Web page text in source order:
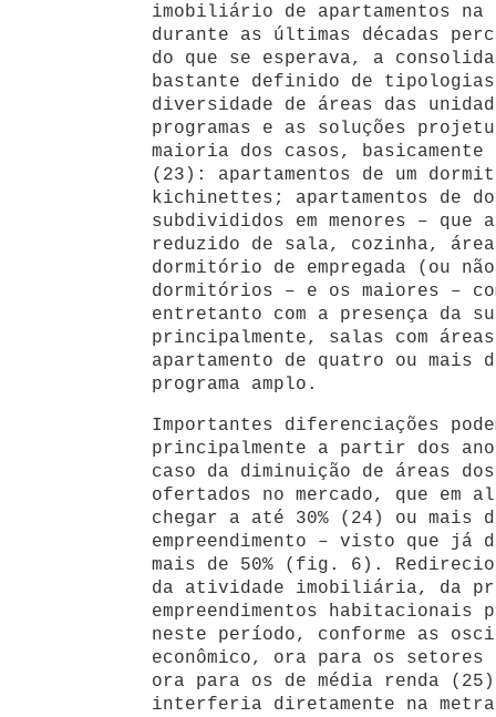
imobiliário de apartamentos na
durante as últimas décadas
do que se esperava, a
bastante definido de tipologias
diversidade de áreas das
programas e as soluções
maioria dos casos,
(23): apartamentos de um
kichinettes; apartamentos de
subdivididos em menores – que
reduzido de sala, cozinha,
dormitório de empregada (ou
dormitórios – e os maiores –
entretanto com a presença da
principalmente, salas com
apartamento de quatro ou mais
programa amplo.
Importantes diferenciações
principalmente a partir dos
caso da diminuição de áreas
ofertados no mercado, que em
chegar a até 30% (24) ou mais
empreendimento – visto que já
mais de 50% (fig. 6).
da atividade imobiliária, da
empreendimentos habitacionais
neste período, conforme as
econômico, ora para os
ora para os de média renda
interferia diretamente na